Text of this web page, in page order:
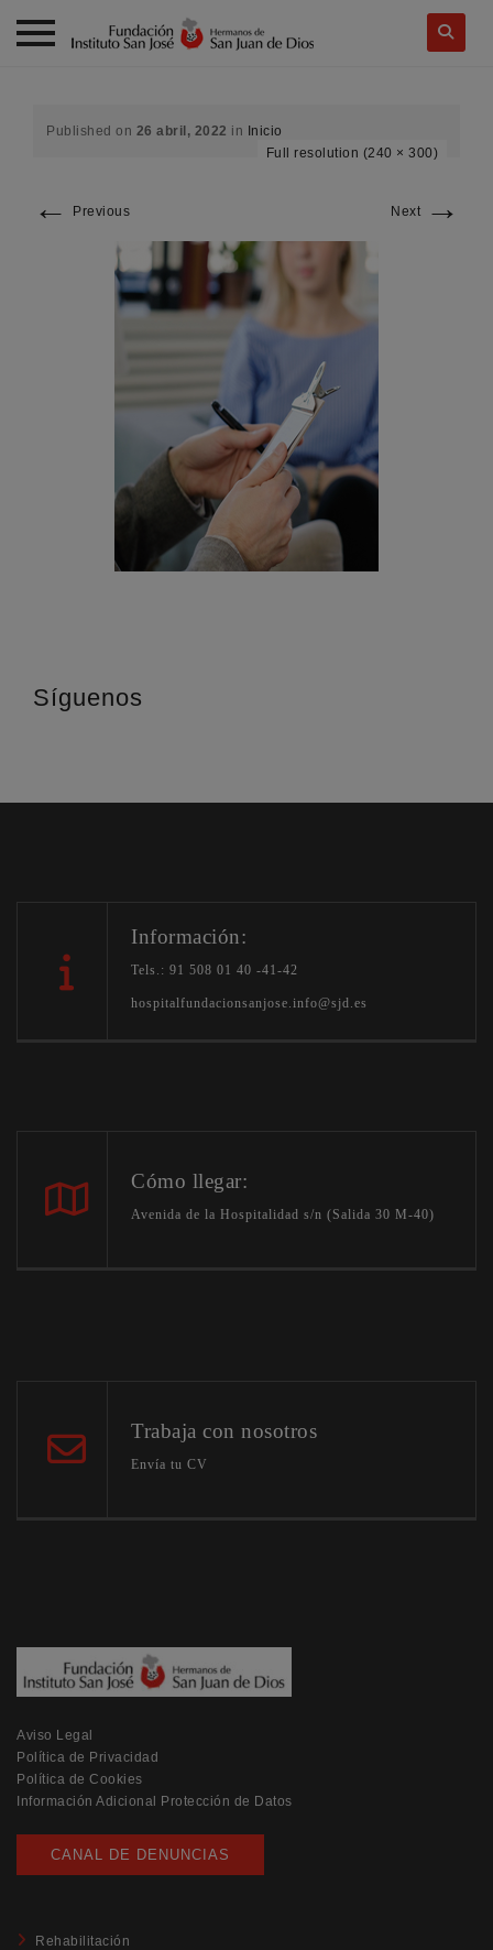
Published on 26 abril, 2022 in
Inicio
Full resolution (240 × 300)
← Previous Next →
Síguenos
Información:
Tels.: 91 508 01 40 -41-42
hospitalfundacionsanjose.info@sjd.es
Cómo llegar:
Avenida de la Hospitalidad s/n (Salida 30 M-40)
Trabaja con nosotros
Envía tu CV
Aviso Legal
Política de Privacidad
Política de Cookies
Información Adicional Protección de Datos
CANAL DE DENUNCIAS
Rehabilitación